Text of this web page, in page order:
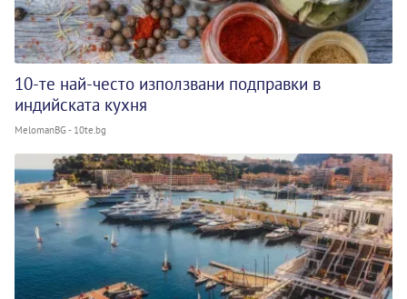
10-те най-често използвани подправки в
индийската кухня
MelomanBG - 10te.bg